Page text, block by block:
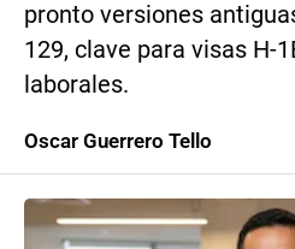
pronto versiones
129, clave para visas H-
laborales.
Oscar Guerrero Tello